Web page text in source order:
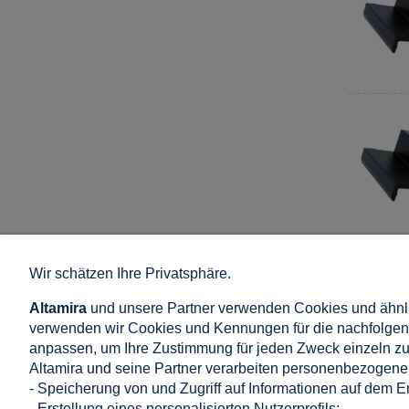
Einkaufen
AGB
Lieferung: Preis und Zeit
Zahlung in Onlineshop
Wie kaufe ich
Häufige Fragen
Cookie-
Wir schätzen Ihre Privatsphäre.
Altamira und unsere Partner verwenden Cookies und
verwenden wir Cookies und Kennungen für die
anpassen, um Ihre Zustimmung für jeden Zweck einzeln
Altamira und seine Partner verarbeiten
- Speicherung von und Zugriff auf Informationen auf dem